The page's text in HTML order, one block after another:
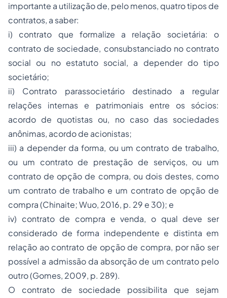
importante a utilização de, pelo menos, quatro tipos de
contratos, a saber:
i) contrato que formalize a relação societária: o
contrato de sociedade, consubstanciado no contrato
social ou no estatuto social, a depender do tipo
societário;
ii) Contrato parassocietário destinado a regular
relações internas e patrimoniais entre os sócios:
acordo de quotistas ou, no caso das sociedades
anônimas, acordo de acionistas;
iii) a depender da forma, ou um contrato de trabalho,
ou um contrato de prestação de serviços, ou um
contrato de opção de compra, ou dois destes, como
um contrato de trabalho e um contrato de opção de
compra (Chinaite; Wuo, 2016, p. 29 e 30); e
iv) contrato de compra e venda, o qual deve ser
considerado de forma independente e distinta em
relação ao contrato de opção de compra, por não ser
possível a admissão da absorção de um contrato pelo
outro (Gomes, 2009, p. 289).
O contrato de sociedade possibilita que sejam